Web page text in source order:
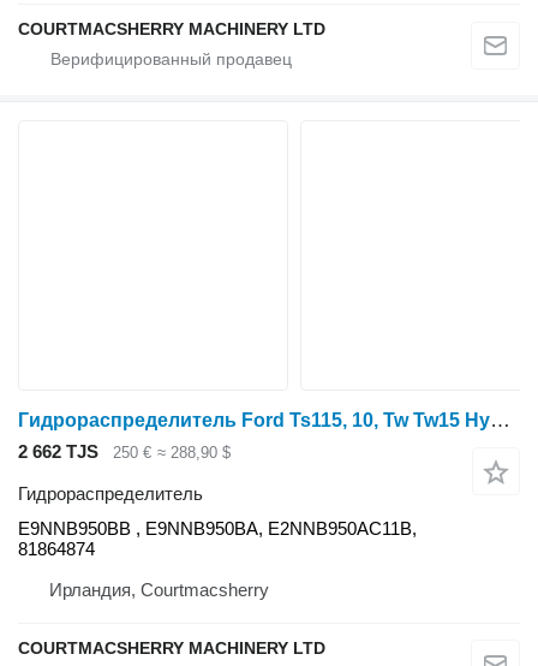
COURTMACSHERRY MACHINERY LTD
Гидрораспределитель Ford Ts115, 10, Tw Tw15 Hydraulic Spool Valve Body Double E9nnb950bb E9NNB950BB для трактора колесного
2 662 TJS 250 € ≈ 288,90 $
Гидрораспределитель
E9NNB950BB , E9NNB950BA, E2NNB950AC11B,
81864874
Ирландия, Courtmacsherry
COURTMACSHERRY MACHINERY LTD